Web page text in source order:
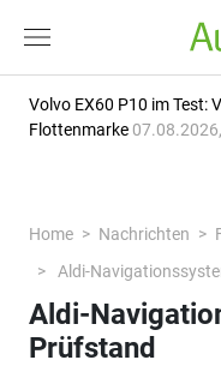
Volvo EX60 P10 im Test:
Flottenmarke
Home Nachrichten
Aldi-
Aldi-
Prüfstand